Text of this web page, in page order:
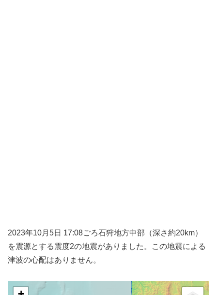
2023年10月5日 17:08ごろ石狩地方中部（深さ約20km）
を震源とする震度2の地震がありました。この地震による
津波の心配はありません。